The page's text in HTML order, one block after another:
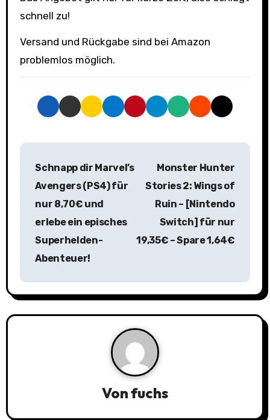
schnell zu!
Versand und Rückgabe sind bei Amazon
problemlos möglich.
B
a
g
Schnapp dir Marvel’s
Avengers (PS4) für
nur 8,70€ und
erlebe ein episches
Superhelden-
Abenteuer!
Monster Hunter
Stories 2: Wings of
Ruin – [Nintendo
Switch] für nur
19,35€ – Spare 1,64€
Vonfuchs